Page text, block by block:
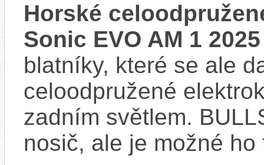
Horské
Sonic EVO AM 1 2025
blatníky, které se ale
celoodpružené
zadním světlem.
nosič, ale je možné